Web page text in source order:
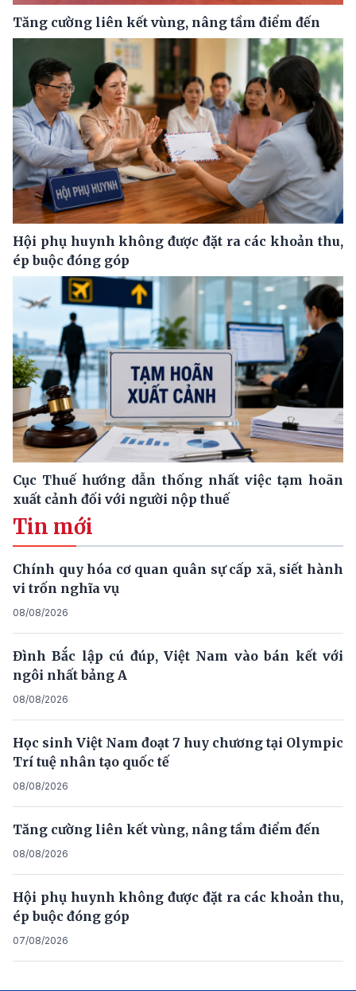
Tăng cường liên kết vùng, nâng tầm điểm đến
Hội phụ huynh không được đặt ra các khoản thu,
ép buộc đóng góp
Cục Thuế hướng dẫn thống nhất việc tạm hoãn
xuất cảnh đối với người nộp thuế
Tin mới
Chính quy hóa cơ quan quân sự cấp xã, siết hành
vi trốn nghĩa vụ
08/08/2026
Đình Bắc lập cú đúp, Việt Nam vào bán kết với
ngôi nhất bảng A
08/08/2026
Học sinh Việt Nam đoạt 7 huy chương tại Olympic
Trí tuệ nhân tạo quốc tế
08/08/2026
Tăng cường liên kết vùng, nâng tầm điểm đến
08/08/2026
Hội phụ huynh không được đặt ra các khoản thu,
ép buộc đóng góp
07/08/2026